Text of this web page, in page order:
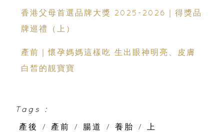
香港父母首選品牌大獎 2025-2026｜得獎品
牌巡禮（上）
產前｜懷孕媽媽這樣吃 生出眼神明亮、皮膚
白皙的靚寶寶
Tags :
產後
/ 產前 / 腸道 / 養胎 /
上